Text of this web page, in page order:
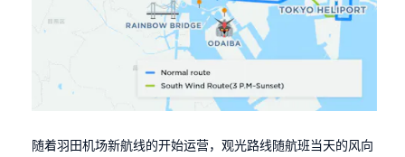
随着羽田机场新航线的开始运营，观光路线随航班当天的风向